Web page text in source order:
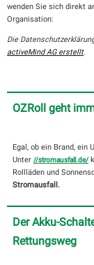
wenden Sie sich direkt
Organisation:
Die
activeMind AG erstellt.
OZRoll geht
Egal, ob ein Brand, ein
Unter //stromausfall.de/
Rollläden und
Stromausfall.
Der Akku-
Rettungsweg